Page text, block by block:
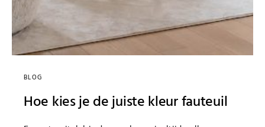
BLOG
Hoe kies je de juiste kleur fauteuil